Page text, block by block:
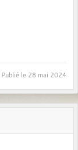
Publié le 28 mai 2024